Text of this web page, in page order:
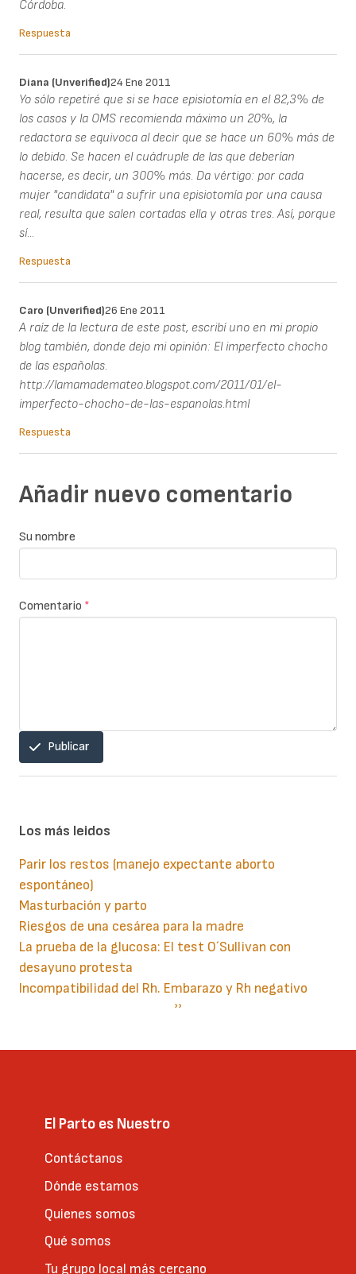
Córdoba.
Respuesta
Diana (unverified)24 Ene 2011
Yo sólo repetiré que si se hace episiotomía en el 82,3% de
los casos y la OMS recomienda máximo un 20%, la
redactora se equivoca al decir que se hace un 60% más de
lo debido. Se hacen el cuádruple de las que deberían
hacerse, es decir, un 300% más. Da vértigo: por cada
mujer "candidata" a sufrir una episiotomía por una causa
real, resulta que salen cortadas ella y otras tres. Así, porque
sí...
Respuesta
Caro (unverified)26 Ene 2011
A raíz de la lectura de este post, escribí uno en mi propio
blog también, donde dejo mi opinión: El imperfecto chocho
de las españolas.
http://lamamademateo.blogspot.com/2011/01/el-
imperfecto-chocho-de-las-espanolas.html
Respuesta
Añadir nuevo comentario
Su nombre
Comentario *
Publicar
Los más leidos
Parir los restos (manejo expectante aborto
espontáneo)
Masturbación y parto
Riesgos de una cesárea para la madre
La prueba de la glucosa: El test O´Sullivan con
desayuno protesta
Incompatibilidad del Rh. Embarazo y Rh negativo
Siguiente
››
El Parto es Nuestro
Contáctanos
Dónde estamos
Quienes somos
Qué somos
Tu grupo local más cercano